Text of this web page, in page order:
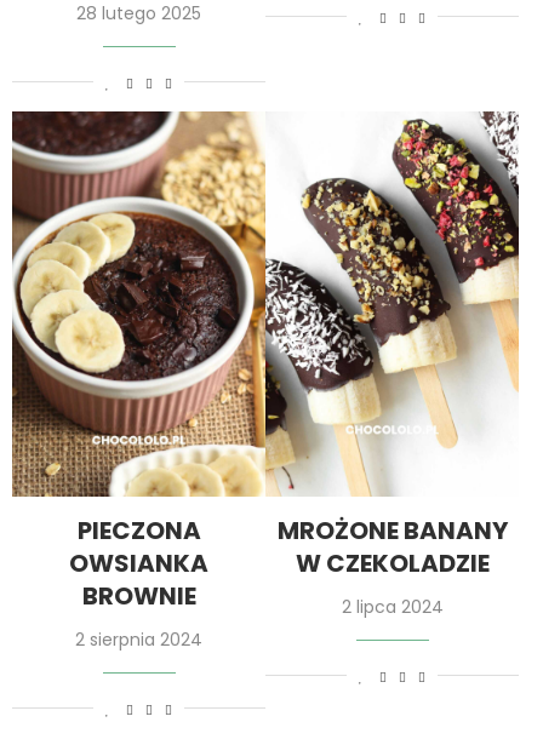
28 lutego 2025
PIECZONA
OWSIANKA
BROWNIE
2 sierpnia 2024
MROŻONE BANANY
W CZEKOLADZIE
2 lipca 2024